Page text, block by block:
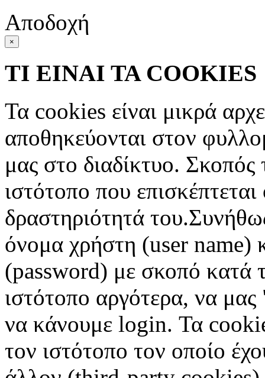
Αποδοχή
×
ΤΙ ΕΙΝΑΙ ΤΑ COOKIES
Τα cookies είναι μικρά
αποθηκεύονται στον
μας στο διαδίκτυο. Σκοπός
ιστότοπο που
δραστηριότητά
όνομα χρήστη (user name)
(password) με σκοπό κατά
ιστότοπο αργότερα, να μας
να κάνουμε login. Τα
τον ιστότοπο τον οποίο